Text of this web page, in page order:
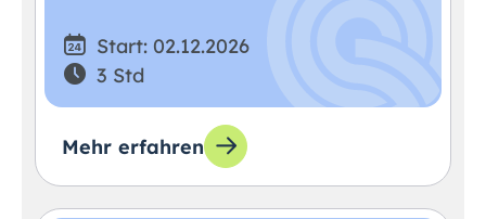
Start: 02.12.2026
3 Std
Mehr erfahren